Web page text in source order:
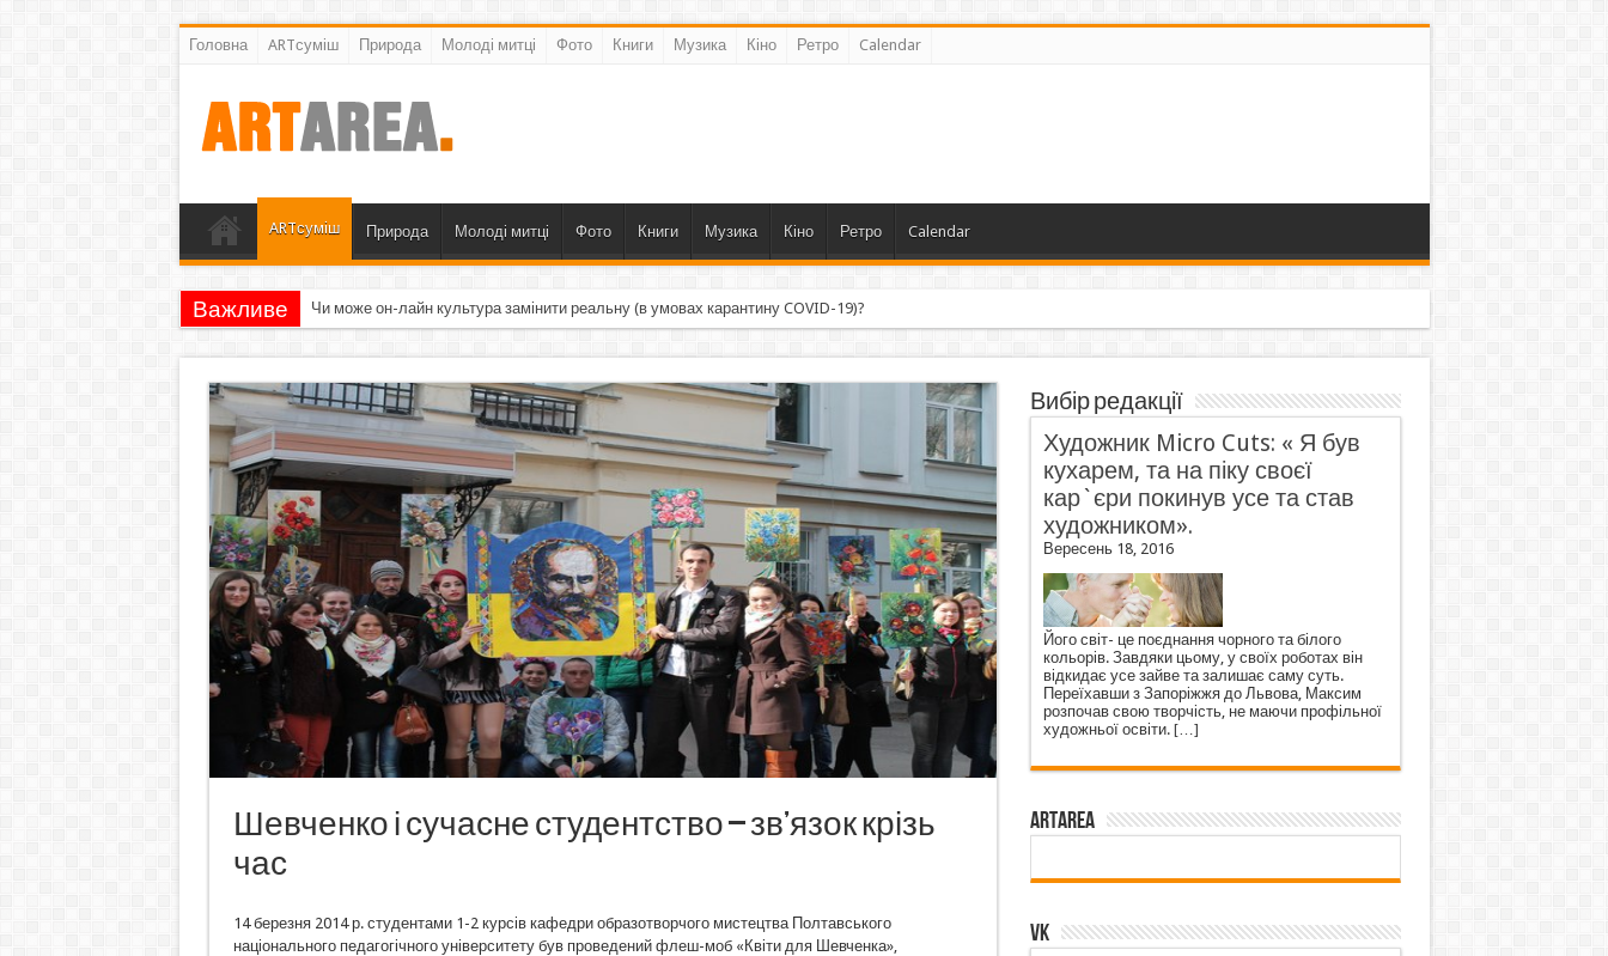
Головна ARTсуміш Природа Молоді митці Фото Книги Музика Кіно Ретро Calendar
ARTсуміш Природа Молоді митці Фото Книги Музика Кіно Ретро Calendar
Важливе Чи може он-лайн культура замінити реальну (в умовах карантину COVID-19)?
Шевченко і сучасне студентство – зв’язок крізь
час
14 березня 2014 р. студентами 1-2 курсів кафедри образотворчого мистецтва Полтавського
національного педагогічного університету був проведений флеш-моб «Квіти для Шевченка»,
Вибір редакції
Художник Micro Cuts: « Я був
кухарем, та на піку своєї
кар`єри покинув усе та став
художником».
Вересень 18, 2016
Його світ- це поєднання чорного та білого
кольорів. Завдяки цьому, у своїх роботах він
відкидає усе зайве та залишає саму суть.
Переїхавши з Запоріжжя до Львова, Максим
розпочав свою творчість, не маючи профільної
художньої освіти. […]
ArtArea
VK